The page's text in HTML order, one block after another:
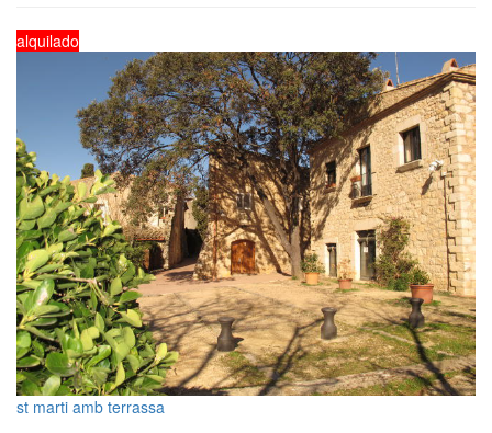
alquilado
st marti amb terrassa